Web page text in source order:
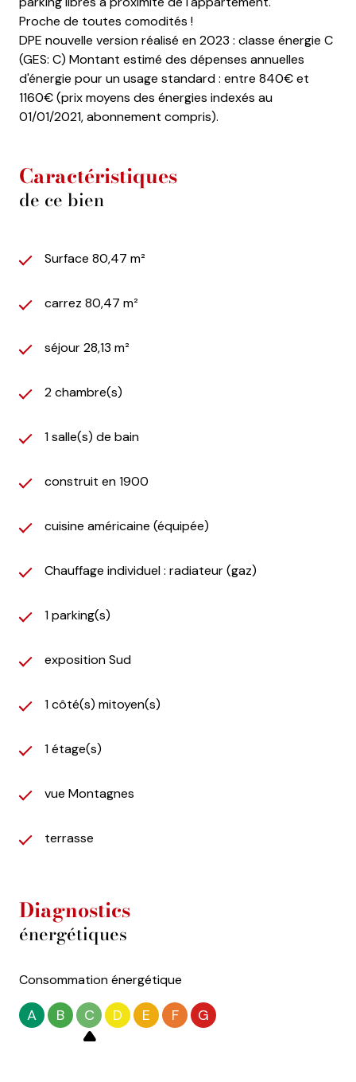
Proche de toutes comodités !
DPE nouvelle version réalisé en 2023 : classe énergie C
(GES: C) Montant estimé des dépenses annuelles
d'énergie pour un usage standard : entre 840€ et
1160€ (prix moyens des énergies indexés au
01/01/2021, abonnement compris).
Caractéristiques
de ce bien
Surface 80,47 m²
carrez 80,47 m²
séjour 28,13 m²
2 chambre(s)
1 salle(s) de bain
construit en 1900
cuisine américaine (équipée)
Chauffage individuel : radiateur (gaz)
1 parking(s)
exposition Sud
1 côté(s) mitoyen(s)
1 étage(s)
vue Montagnes
terrasse
Diagnostics
énergétiques
Consommation énergétique
A B C D E F G